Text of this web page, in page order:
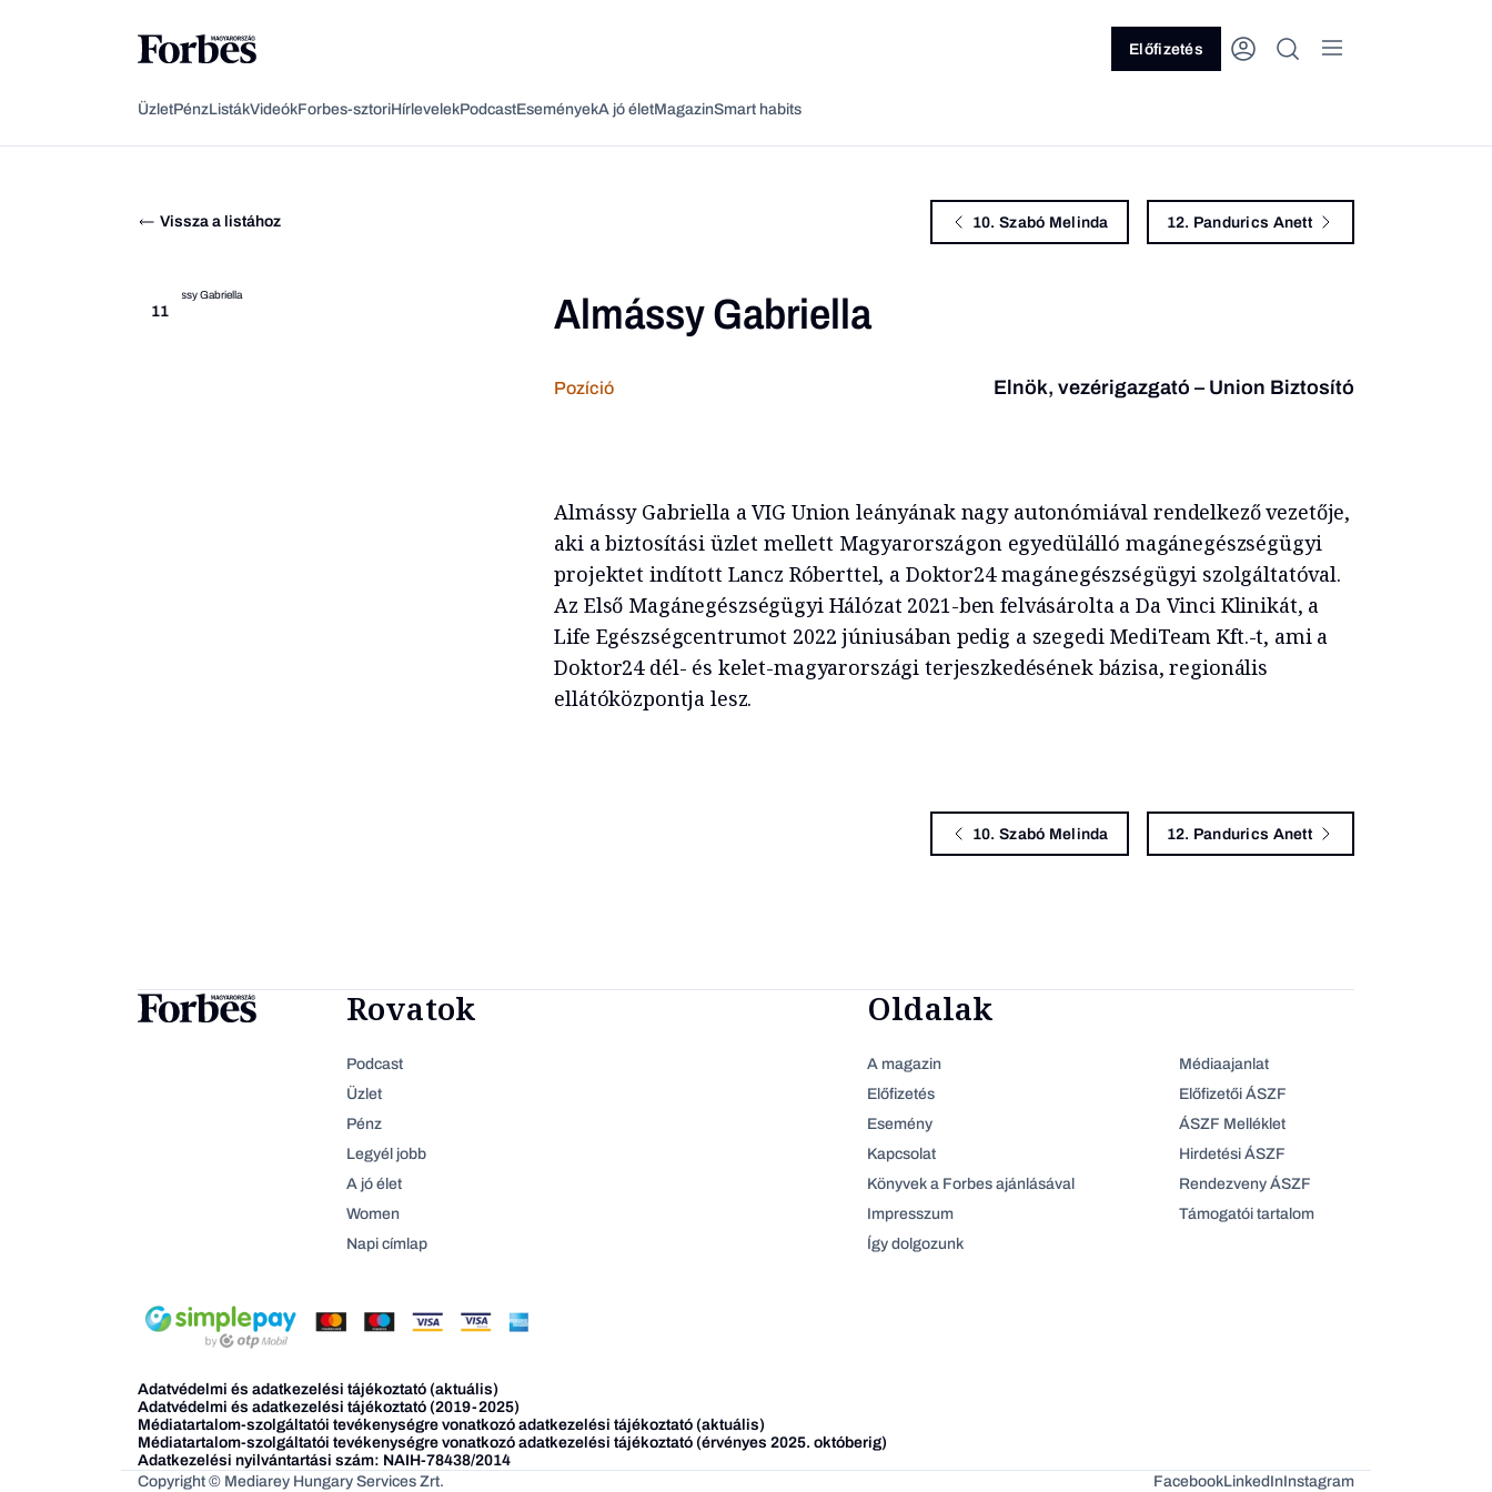
Vagy fedezze fel a következő témákat
Előfizetés
ÜzletPénzListákVideókForbes-sztoriHírlevelekPodcastEseményekA jó életMagazinSmart habits
Vissza a listához 10. Szabó Melinda 12. Pandurics Anett
11 Almássy Gabriella
Pozíció Elnök, vezérigazgató – Union Biztosító
Almássy Gabriella a VIG Union leányának nagy autonómiával rendelkező vezetője,
aki a biztosítási üzlet mellett Magyarországon egyedülálló magánegészségügyi
projektet indított Lancz Róberttel, a Doktor24 magánegészségügyi szolgáltatóval.
Az Első Magánegészségügyi Hálózat 2021-ben felvásárolta a Da Vinci Klinikát, a
Life Egészségcentrumot 2022 júniusában pedig a szegedi MediTeam Kft.-t, ami a
Doktor24 dél- és kelet-magyarországi terjeszkedésének bázisa, regionális
ellátóközpontja lesz.
10. Szabó Melinda 12. Pandurics Anett
Rovatok
Podcast
Üzlet
Pénz
Legyél jobb
A jó élet
Women
Napi címlap
Oldalak
A magazin
Előfizetés
Esemény
Kapcsolat
Könyvek a Forbes ajánlásával
Impresszum
Így dolgozunk
Médiaajanlat
Előfizetői ÁSZF
ÁSZF Melléklet
Hirdetési ÁSZF
Rendezveny ÁSZF
Támogatói tartalom
Adatvédelmi és adatkezelési tájékoztató (aktuális)
Adatvédelmi és adatkezelési tájékoztató (2019-2025)
Médiatartalom-szolgáltatói tevékenységre vonatkozó adatkezelési tájékoztató (aktuális)
Médiatartalom-szolgáltatói tevékenységre vonatkozó adatkezelési tájékoztató (érvényes 2025. októberig)
Adatkezelési nyilvántartási szám: NAIH-78438/2014
Copyright © Mediarey Hungary Services Zrt.
FacebookLinkedInInstagram